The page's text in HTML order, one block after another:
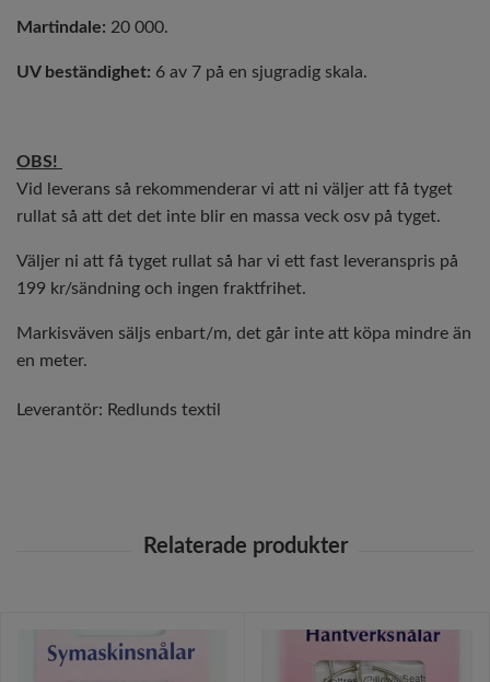
Martindale: 20 000.
UV beständighet: 6 av 7 på en sjugradig skala.
OBS!
Vid leverans så rekommenderar vi att ni väljer att få tyget
rullat så att det det inte blir en massa veck osv på tyget.
Väljer ni att få tyget rullat så har vi ett fast leveranspris på
199 kr/sändning och ingen fraktfrihet.
Markisväven säljs enbart/m, det går inte att köpa mindre än
en meter.
Leverantör: Redlunds textil